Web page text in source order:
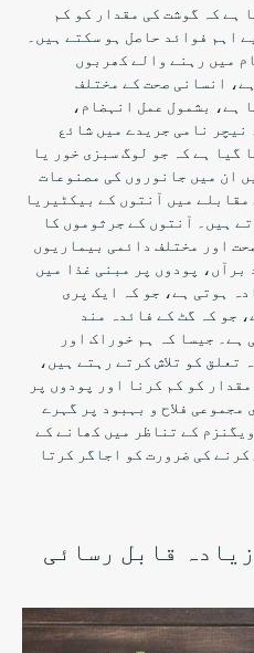
ہے کہ گوشت کی مقدار کو کم
اہم فوائد حاصل ہو سکتے ہیں۔
میں رہنے والے کھربوں
انسانی صحت کے مختلف
ہے، بشمول عمل انہضام،
نامی جریدے میں شائع
گیا ہے کہ جو لوگ سبزی خور یا
ان میں جانوروں کی مصنوعات
میں آنتوں کے بیکٹیریا
ہیں۔ آنتوں کے جرثوموں کا
اور مختلف دائمی بیماریوں
برآں، پودوں پر مبنی غذا میں
ہوتی ہے، جو کہ ایک پری
جو کہ گٹ کے فائدہ مند
ہے۔ جیسا کہ ہم خوراک اور
کو تلاش کرتے رہتے ہیں،
کو کم کرنا اور پودوں پر
مجموعی فلاح و بہبود پر گہرے
کے تناظر میں کھانے کے
کی ضرورت کو اجاگر کرتا
قابل رسائی